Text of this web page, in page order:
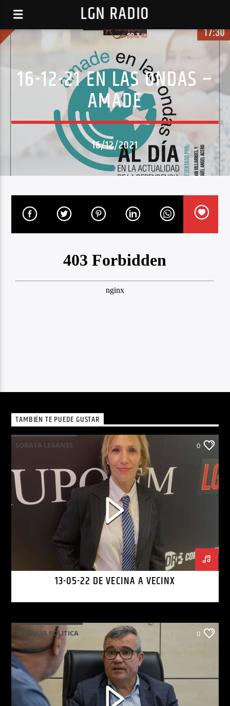
LGN RADIO
16-12-21 EN LAS ONDAS –
AMADE
16/12/2021
TAMBIÉN TE PUEDE GUSTAR
SORAYA LEGANES 0
13-05-22 DE VECINA A VECINX
TERTULIA POLITICA 0